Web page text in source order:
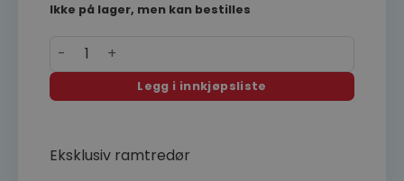
Ikke på lager, men kan bestilles
Harmonie Sverre hvit innerdør med
Legg i innkjøpsliste
Eksklusiv ramtredør